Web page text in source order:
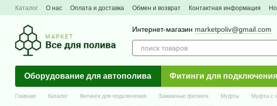
Перейти к основному контенту
Каталог О нас Оплата и доставка Обмен и возврат Контактная информация
Интернет-магазин marketpoliv@gmail.com
Оборудование для автополива Фитинги для подключения
Главная Каталог Фитинги для подключения Зажимные фитинги Муфты Муфта с